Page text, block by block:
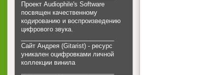
Проект Audiophile's Software
посвящен качественному
кодированию и воспроизведению
цифрового звука.
Сайт Андрея (Gitarist) - ресурс
уникален оцифровками личной
коллекции винила